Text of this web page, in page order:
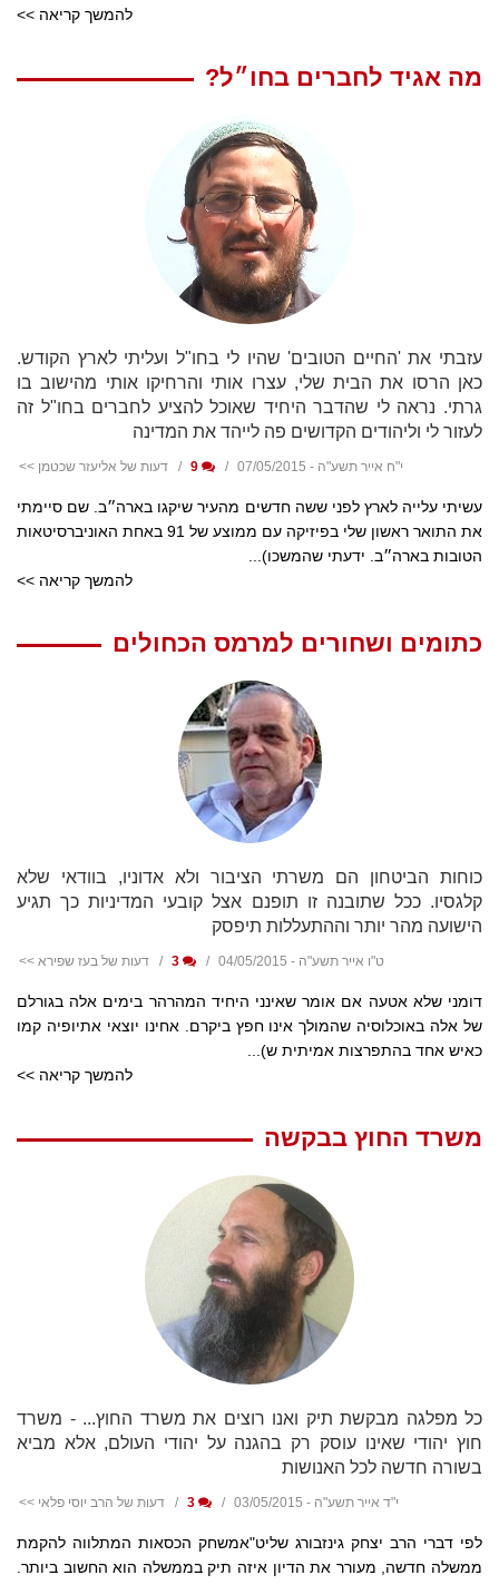
להמשך קריאה >>
מה אגיד לחברים בחו״ל?
עזבתי את 'החיים הטובים' שהיו לי בחו"ל ועליתי לארץ הקודש.
כאן הרסו את הבית שלי, עצרו אותי והרחיקו אותי מהישוב בו
גרתי. נראה לי שהדבר היחיד שאוכל להציע לחברים בחו"ל זה
לעזור לי וליהודים הקדושים פה לייהד את המדינה
י"ח אייר תשע"ה - 07/05/2015 דעות של אליעזר שכטמן >>
עשיתי עלייה לארץ לפני ששה חדשים מהעיר שיקגו בארה״ב. שם סיימתי
את התואר ראשון שלי בפיזיקה עם ממוצע של 91 באחת האוניברסיטאות
הטובות בארה״ב. ידעתי שהמשכו)...
להמשך קריאה >>
כתומים ושחורים למרמס הכחולים
כוחות הביטחון הם משרתי הציבור ולא אדוניו, בוודאי שלא
קלגסיו. ככל שתובנה זו תופנם אצל קובעי המדיניות כך תגיע
הישועה מהר יותר וההתעללות תיפסק
ט"ו אייר תשע"ה - 04/05/2015 דעות של בעז שפירא >>
דומני שלא אטעה אם אומר שאינני היחיד המהרהר בימים אלה בגורלם
של אלה באוכלוסיה שהמולך אינו חפץ ביקרם. אחינו יוצאי אתיופיה קמו
כאיש אחד בהתפרצות אמיתית ש)...
להמשך קריאה >>
משרד החוץ בבקשה
כל מפלגה מבקשת תיק ואנו רוצים את משרד החוץ... - משרד
חוץ יהודי שאינו עוסק רק בהגנה על יהודי העולם, אלא מביא
בשורה חדשה לכל האנושות
י"ד אייר תשע"ה - 03/05/2015 דעות של הרב יוסי פלאי >>
לפי דברי הרב יצחק גינזבורג שליט"אמשחק הכסאות המתלווה להקמת
ממשלה חדשה, מעורר את הדיון איזה תיק בממשלה הוא החשוב ביותר.